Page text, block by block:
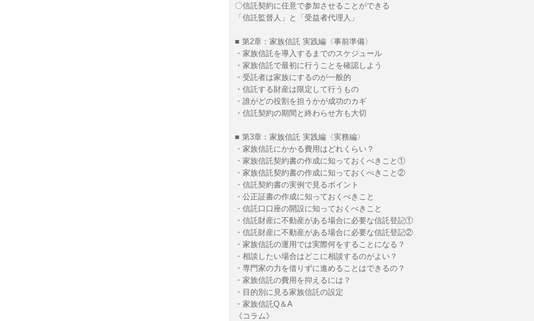
〇信託契約に任意で参加させることができる
「信託監督人」と「受益者代理人」
■ 第2章：家族信託 実践編〈事前準備〉
・家族信託を導入するまでのスケジュール
・家族信託で最初に行うことを確認しよう
・受託者は家族にするのが一般的
・信託する財産は限定して行うもの
・誰がどの役割を担うかが成功のカギ
・信託契約の期間と終わらせ方も大切
■ 第3章：家族信託 実践編〈実務編〉
・家族信託にかかる費用はどれくらい？
・家族信託契約書の作成に知っておくべきこと①
・家族信託契約書の作成に知っておくべきこと②
・信託契約書の実例で見るポイント
・公正証書の作成に知っておくべきこと
・信託口口座の開設に知っておくべきこと
・信託財産に不動産がある場合に必要な信託登記①
・信託財産に不動産がある場合に必要な信託登記②
・家族信託の運用では実際何をすることになる？
・相談したい場合はどこに相談するのがよい？
・専門家の力を借りずに進めることはできるの？
・家族信託の費用を抑えるには？
・目的別に見る家族信託の設定
・家族信託Q＆A
《コラム》